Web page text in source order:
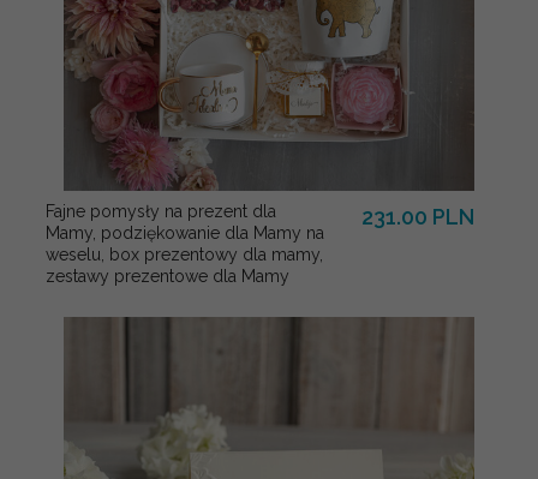
Fajne pomysły na prezent dla
Mamy, podziękowanie dla Mamy na
weselu, box prezentowy dla mamy,
zestawy prezentowe dla Mamy
231.00 PLN